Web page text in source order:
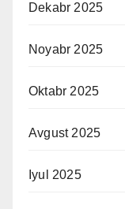
Dekabr 2025
Noyabr 2025
Oktabr 2025
Avgust 2025
Iyul 2025